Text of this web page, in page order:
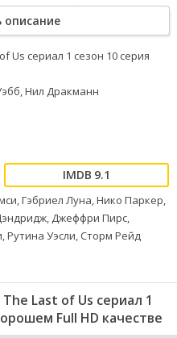
спорам грибка.
доставить 13-летнюю
в лабораториях которого
исследования
к цели Джоэла и Элли ждут
1 сезон 10 серия (2023)
Full HD 1080 и 4к,
языке.
описание
Us сериал 1 сезон 10 серия
Нил Дракманн
9.1
Гэбриел Луна, Нико Паркер,
Джеффри Пирс,
Уэсли, Сторм Рейд
Last of Us сериал 1
Full HD качестве